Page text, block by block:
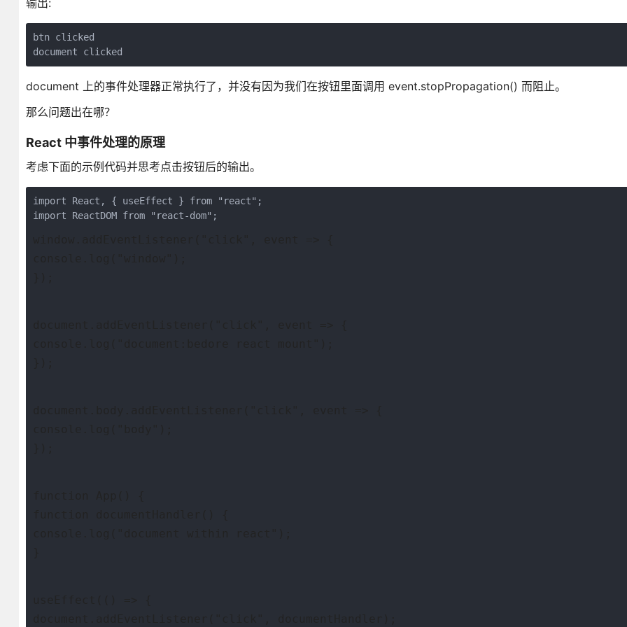
输出:
btn clicked
document 上的事件处理器正常执行了，并没有因为我们在按钮里面调用 event.stopPropagation() 而阻止。
那么问题出在哪？
React 中事件处理的原理
考虑下面的示例代码并思考点击按钮后的输出。
import React, { useEffect } from "react";